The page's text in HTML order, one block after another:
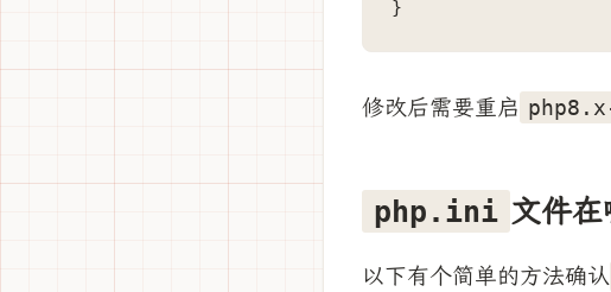
}
修改后需要重启
php.ini 文件在
以下有个简单的方法确认